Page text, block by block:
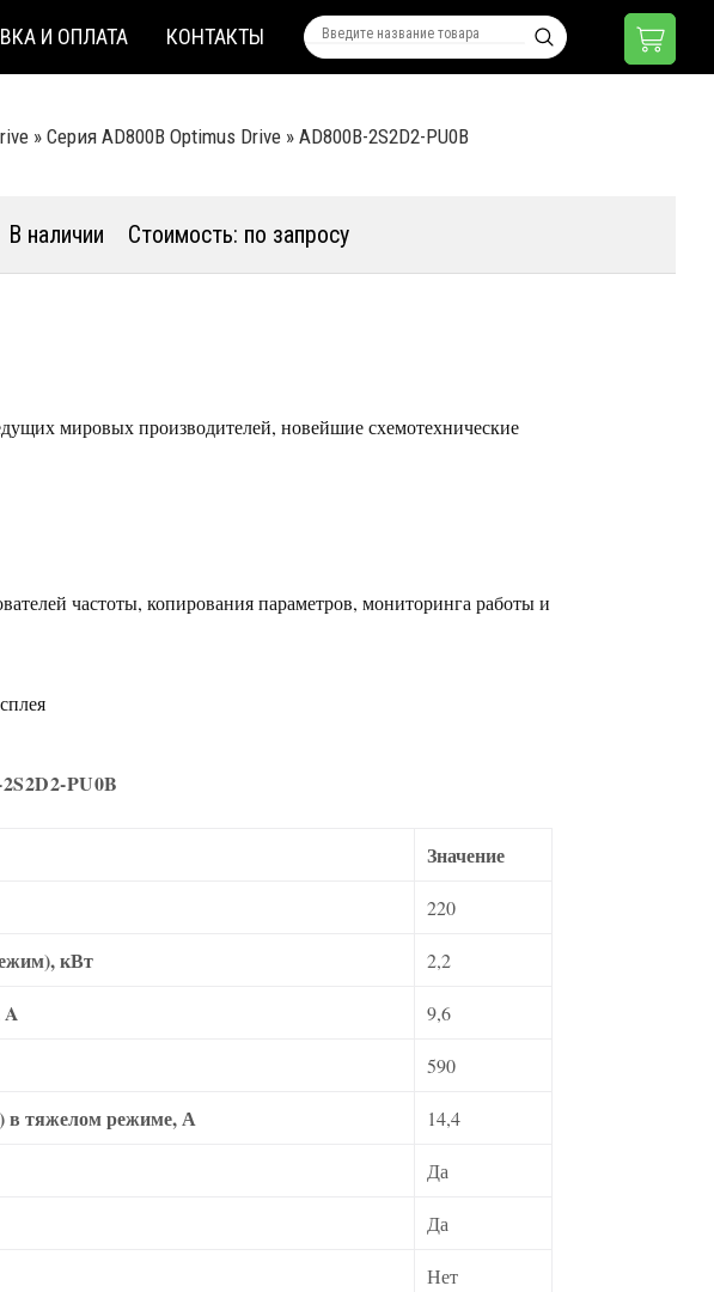
И ОПЛАТА КОНТАКТЫ
» Серия AD800B Optimus Drive » AD800B-2S2D2-PU0B
В наличии Стоимость: по запросу
мировых производителей, новейшие схемотехнические
частоты, копирования параметров, мониторинга работы и
PU0B
Значение
220
кВт 2,2
A 9,6
590
в тяжелом режиме, А 14,4
Да
Да
Нет